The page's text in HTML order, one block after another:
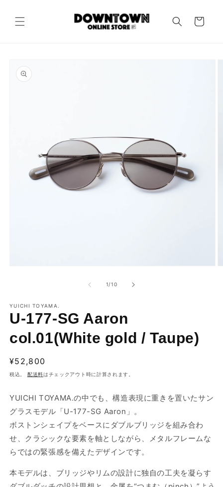
進む
ー
報にス
キップ
で
メ
デ
ア
を
開
く
1/の
10
YUICHI TOYAMA.
U-177-SG Aaron
col.01(White gold / Taupe)
通
常
格
¥52,800
税込。 配送料はチェックアウト時に計算されます。
YUICHI TOYAMA.の中でも、構造表現に重きを置いたサン
グラスモデル「U-177-SG Aaron」。
ボストンシェイプをベースにダブルブリッジを組み合わ
せ、クラシックな要素を軸としながら、メタルフレームな
らではの緊張感を備えたデザインです。
本モデルは、ブリッジやリムの設計に独自の工夫を凝らす